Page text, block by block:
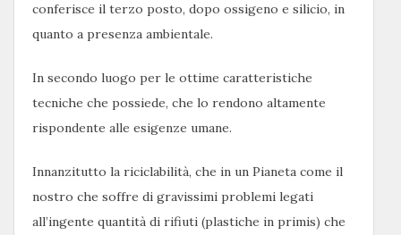
conferisce il terzo posto, dopo ossigeno e silicio, in
quanto a presenza ambientale.
In secondo luogo per le ottime caratteristiche
tecniche che possiede, che lo rendono altamente
rispondente alle esigenze umane.
Innanzitutto la riciclabilità, che in un Pianeta come il
nostro che soffre di gravissimi problemi legati
all’ingente quantità di rifiuti (plastiche in primis) che